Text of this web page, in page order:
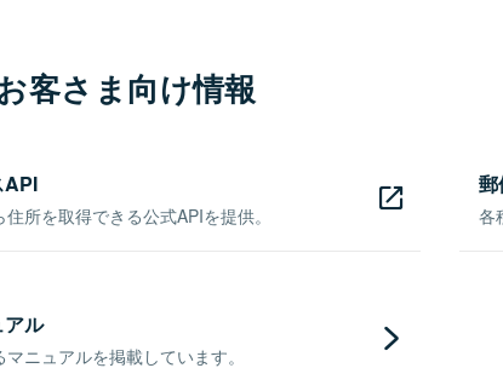
客さま向け情報
API
所を取得できる公式APIを提供。
郵
各
ル
ニュアルを掲載しています。